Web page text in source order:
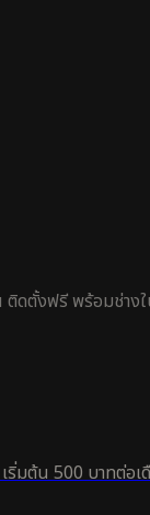
ติดตั้งฟรี พร้อมช่า
มต้น 500 บาทต่อเ